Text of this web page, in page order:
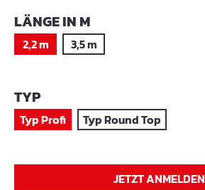
LÄNGE IN MAUSWÄHLEN
2,2 m 3,5 m
TYPAUSWÄHLEN
Typ Profi Typ Round Top
JETZT ANMELDEN